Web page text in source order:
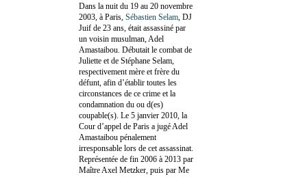
Dans la nuit du 19 au 20 novembre
2003, à Paris, Sébastien Selam , DJ
Juif de 23 ans, était assassiné par
un voisin musulman, Adel
Amastaibou. Débutait le combat de
Juliette et de Stéphane Selam,
respectivement mère et frère du
défunt, afin d’établir toutes les
circonstances de ce crime et la
condamnation du ou d(es)
coupable(s). Le 5 janvier 2010, la
Cour d’appel de Paris a jugé Adel
Amastaibou pénalement
irresponsable lors de cet assassinat.
Représentée de fin 2006 à 2013 par
Maître Axel Metzker, puis par Me